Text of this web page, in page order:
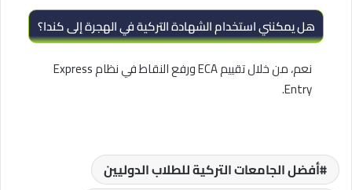
هل يمكنني استخدام الشهادة التركية في الهجرة إلى كندا؟
نعم، من خلال تقييم ECA ورفع النقاط في نظام Express
Entry.
أفضل الجامعات التركية للطلاب الدوليين